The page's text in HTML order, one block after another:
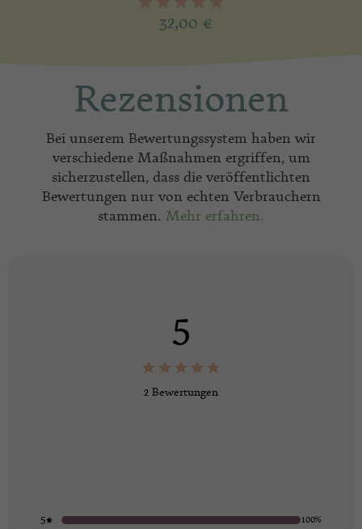
32,00 €
Rezensionen
Bei unserem Bewertungssystem haben wir
verschiedene Maßnahmen ergriffen, um
sicherzustellen, dass die veröffentlichten
Bewertungen nur von echten Verbrauchern
stammen. Mehr erfahren.
5
2 Bewertungen
5 100%